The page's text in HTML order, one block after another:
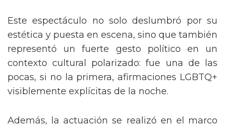
Este espectáculo no solo deslumbró por su
estética y puesta en escena, sino que también
representó un fuerte gesto político en un
contexto cultural polarizado: fue una de las
pocas, si no la primera, afirmaciones LGBTQ+
visiblemente explícitas de la noche.
Además, la actuación se realizó en el marco